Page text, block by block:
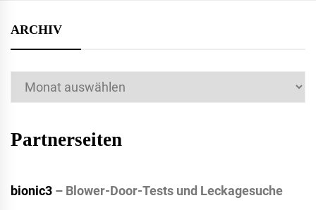
ARCHIV
Archiv
Partnerseiten
bionic3 – Blower-Door-Tests und Leckagesuche